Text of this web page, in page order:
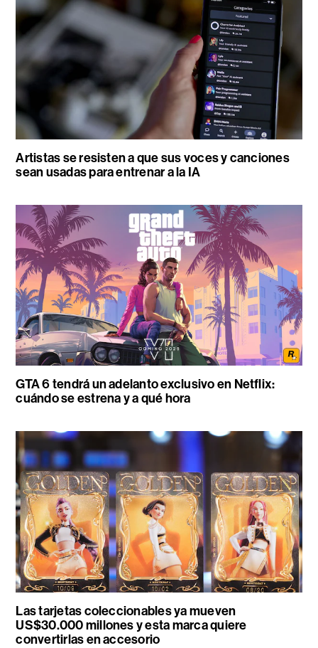
Artistas se resisten a que sus voces y canciones
sean usadas para entrenar a la IA
GTA 6 tendrá un adelanto exclusivo en Netflix:
cuándo se estrena y a qué hora
Las tarjetas coleccionables ya mueven
US$30.000 millones y esta marca quiere
convertirlas en accesorio